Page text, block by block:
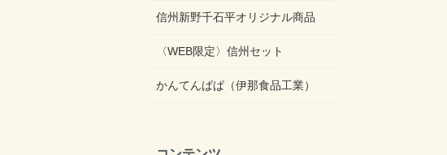
信州新野千石平オリジナル商品
〈WEB限定〉信州セット
かんてんぱぱ（伊那食品工業）